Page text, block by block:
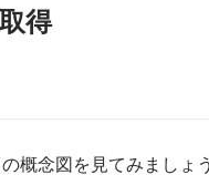
得
概念図を見てみましょう